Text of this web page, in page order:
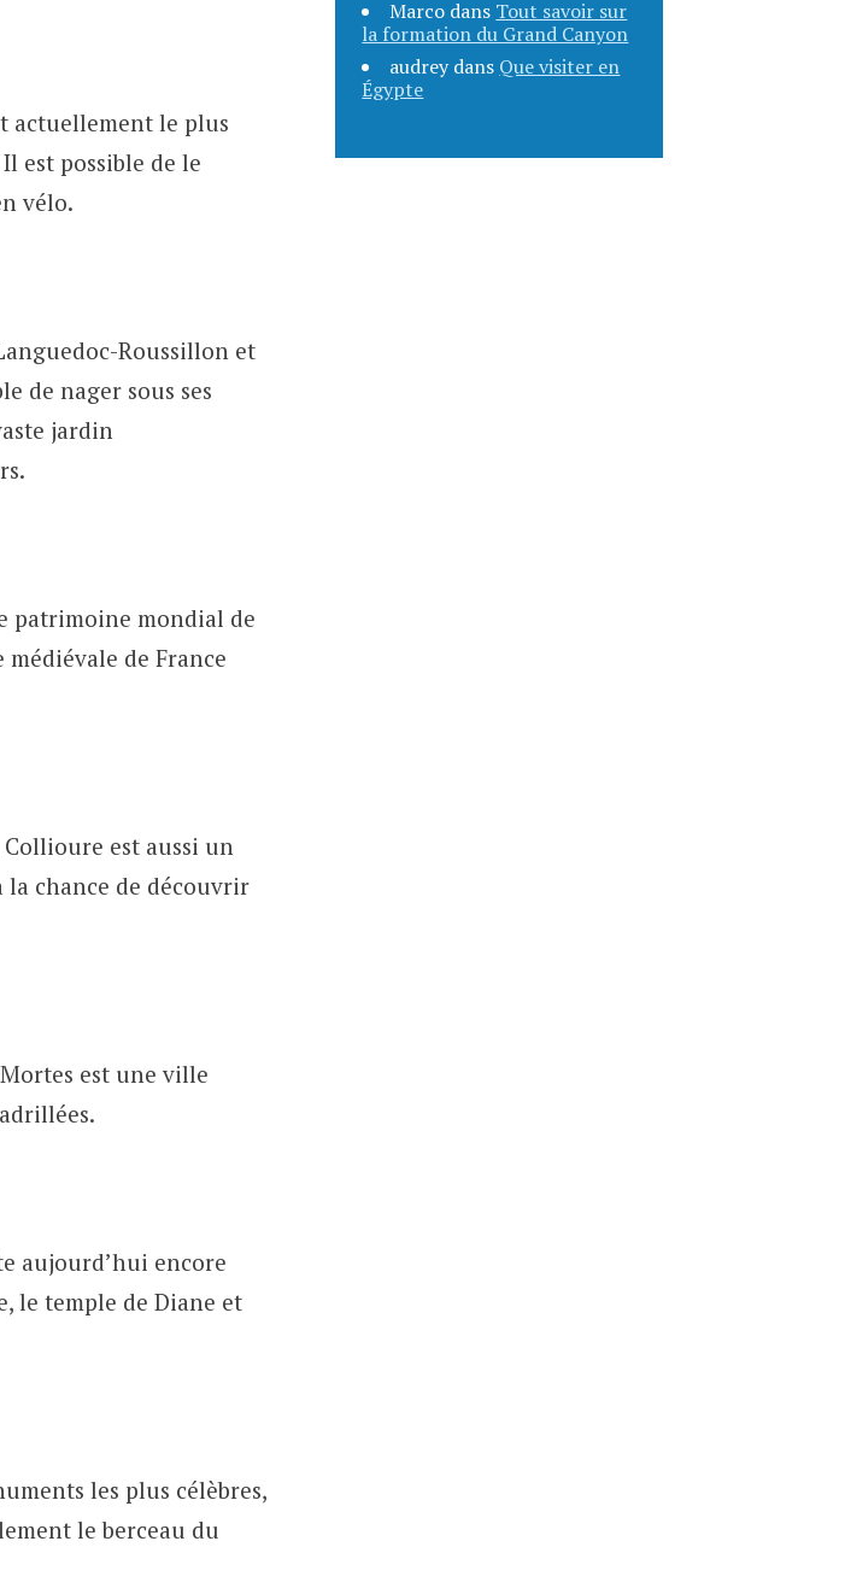
actuellement le plus
est possible de le
vélo.
Roussillon et
de nager sous ses
jardin
patrimoine mondial de
médiévale de France
Collioure est aussi un
chance de découvrir
est une ville
aujourd’hui encore
le temple de Diane et
les plus célèbres,
le berceau du
Marco dans Tout savoir sur
la formation du Grand Canyon
audreydans Que visiter en
Égypte